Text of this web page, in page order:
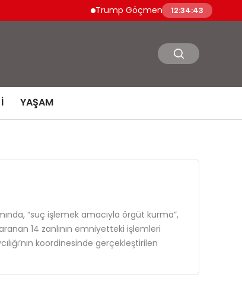
Trump Göçmen Kamyon Şoförleri
12:34:44
YAŞAM
“suç işlemek amacıyla örgüt kurma”,
14 zanlının emniyetteki işlemleri
koordinesinde gerçekleştirilen